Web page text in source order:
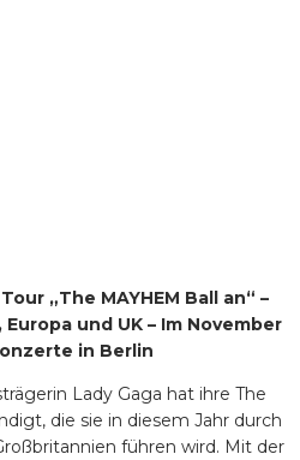
„The MAYHEM Ball an“ –
und UK – Im November
in Berlin
Lady Gaga hat ihre The
die sie in diesem Jahr durch
führen wird. Mit der